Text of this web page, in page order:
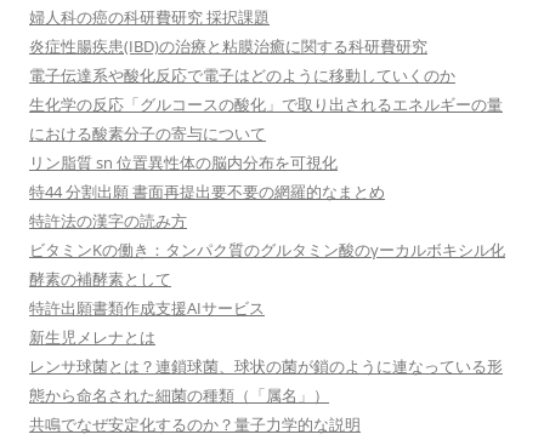
婦人科の癌の科研費研究 採択課題
炎症性腸疾患(IBD)の治療と粘膜治癒に関する科研費研究
電子伝達系や酸化反応で電子はどのように移動していくのか
生化学の反応「グルコースの酸化」で取り出されるエネルギーの量
における酸素分子の寄与について
リン脂質 sn 位置異性体の脳内分布を可視化
特44 分割出願 書面再提出要不要の網羅的なまとめ
特許法の漢字の読み方
ビタミンKの働き：タンパク質のグルタミン酸のγーカルボキシル化
酵素の補酵素として
特許出願書類作成支援AIサービス
新生児メレナとは
レンサ球菌とは？連鎖球菌、球状の菌が鎖のように連なっている形
態から命名された細菌の種類（「属名」）
共鳴でなぜ安定化するのか？量子力学的な説明